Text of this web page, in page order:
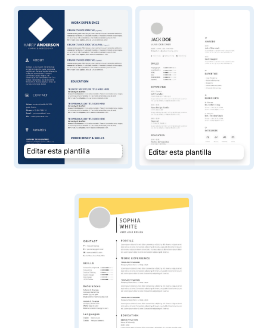
Editar esta plantilla Editar esta plantilla